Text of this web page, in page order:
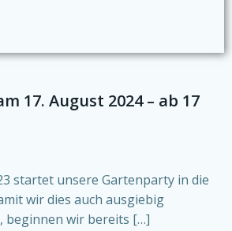
17. August 2024 – ab 17
startet unsere Gartenparty in die
wir dies auch ausgiebig
beginnen wir bereits […]